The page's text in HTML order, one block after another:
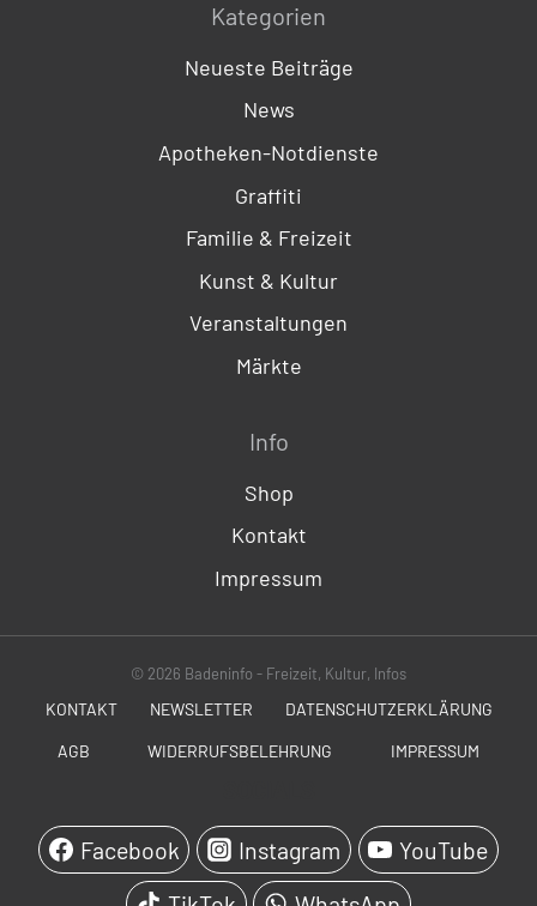
Kategorien
Neueste Beiträge
News
Apotheken-Notdienste
Graffiti
Familie & Freizeit
Kunst & Kultur
Veranstaltungen
Märkte
Info
Shop
Kontakt
Impressum
© 2026 Badeninfo - Freizeit, Kultur, Infos
KONTAKT NEWSLETTER DATENSCHUTZERKLÄRUNG
AGB WIDERRUFSBELEHRUNG IMPRESSUM
Facebook Instagram
YouTube